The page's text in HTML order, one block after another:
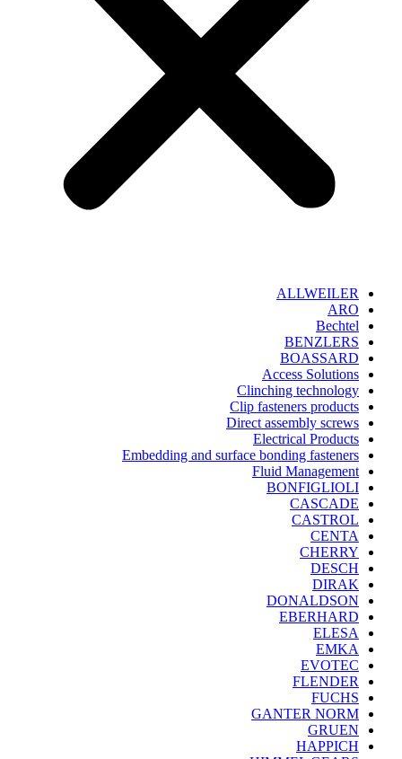
ALLWEILER
ARO
Bechtel
BENZLERS
BOASSARD
Access Solutions
Clinching technology
Clip fasteners products
Direct assembly screws
Electrical Products
Embedding and surface bonding fasteners
Fluid Management
BONFIGLIOLI
CASCADE
CASTROL
CENTA
CHERRY
DESCH
DIRAK
DONALDSON
EBERHARD
ELESA
EMKA
EVOTEC
FLENDER
FUCHS
GANTER NORM
GRUEN
HAPPICH